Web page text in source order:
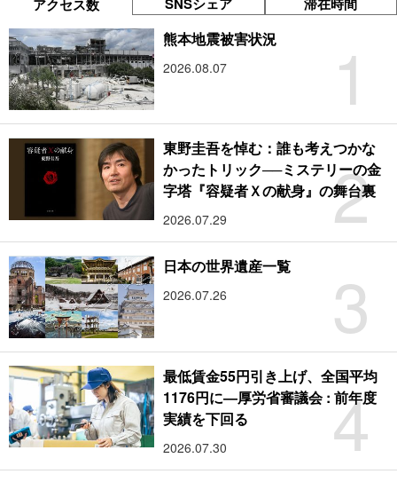
アクセス数
1
熊本地震被害状況
2026.08.07
2
東野圭吾を悼む：誰も考えつかな
かったトリック──ミステリーの金
字塔『容疑者Ｘの献身』の舞台裏
2026.07.29
3
日本の世界遺産一覧
2026.07.26
4
最低賃金55円引き上げ、全国平均
1176円に―厚労省審議会 : 前年度
実績を下回る
2026.07.30